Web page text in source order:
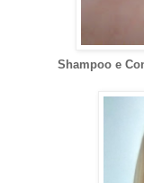
Shampoo e